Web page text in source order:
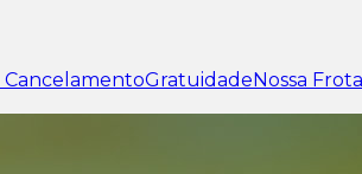
CancelamentoGratuidadeNossa Frota